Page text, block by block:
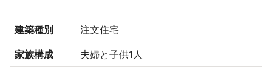
建築種別 注文住宅
家族構成 夫婦と子供1人